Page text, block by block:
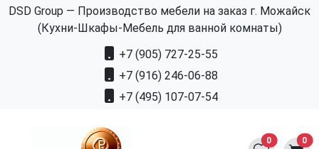
DSD Group — Производство мебели на заказ г. Можайск
(Кухни-Шкафы-Мебель для ванной комнаты)
+7 (905) 727-25-55
+7 (916) 246-06-88
+7 (495) 107-07-54
0 0